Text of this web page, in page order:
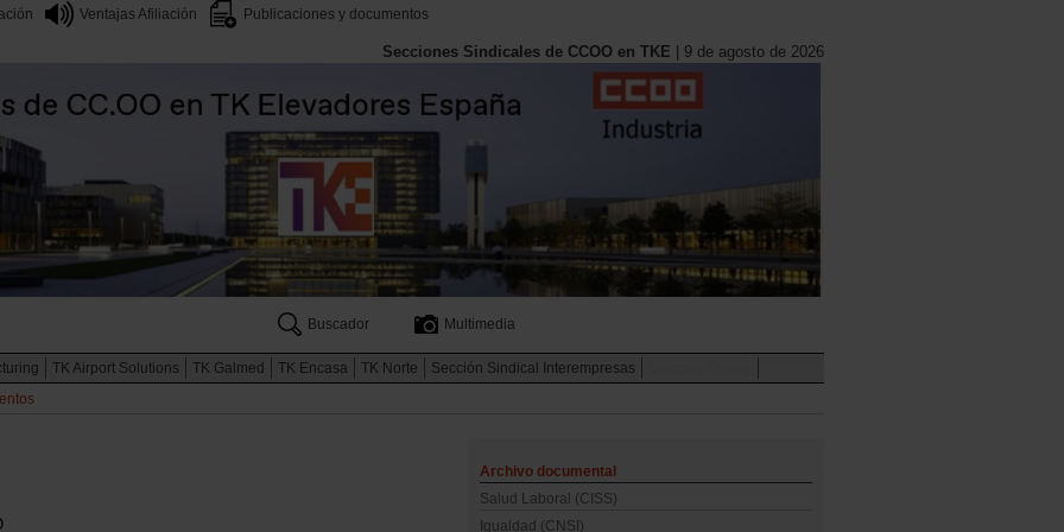
Ventajas Afiliación Publicaciones y documentos
Secciones Sindicales de CCOO en TKE | 9 de agosto de 2026
Buscador Multimedia
TK Airport Solutions TK Galmed TK Encasa TK Norte Sección Sindical Interempresas
Archivo documental
Salud Laboral (CISS)
Igualdad (CNSI)